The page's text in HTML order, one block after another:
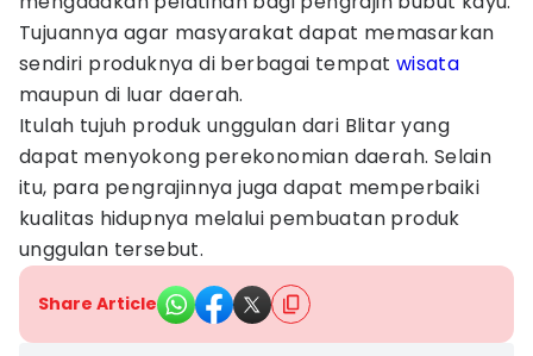
Tujuannya agar masyarakat dapat memasarkan
sendiri produknya di berbagai tempat wisata
maupun di luar daerah.
Itulah tujuh produk unggulan dari Blitar yang
dapat menyokong perekonomian daerah. Selain
itu, para pengrajinnya juga dapat memperbaiki
kualitas hidupnya melalui pembuatan produk
unggulan tersebut.
Share Article